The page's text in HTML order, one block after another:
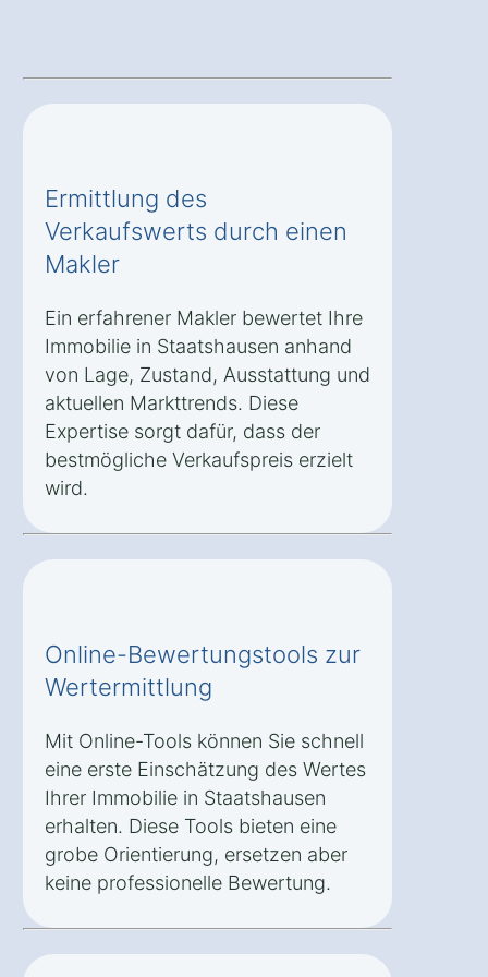
Ermittlung des
Verkaufswerts durch einen
Makler
Ein erfahrener Makler bewertet Ihre
Immobilie in Staatshausen anhand
von Lage, Zustand, Ausstattung und
aktuellen Markttrends. Diese
Expertise sorgt dafür, dass der
bestmögliche Verkaufspreis erzielt
wird.
Online-Bewertungstools zur
Wertermittlung
Mit Online-Tools können Sie schnell
eine erste Einschätzung des Wertes
Ihrer Immobilie in Staatshausen
erhalten. Diese Tools bieten eine
grobe Orientierung, ersetzen aber
keine professionelle Bewertung.